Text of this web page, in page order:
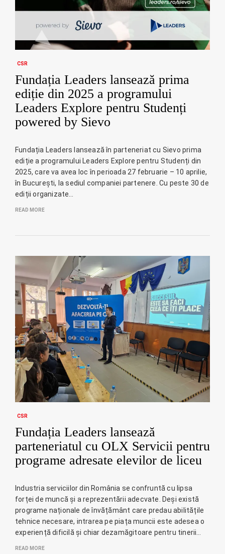
CSR
Fundația Leaders lansează prima
ediție din 2025 a programului
Leaders Explore pentru Studenți
powered by Sievo
Fundația Leaders lansează în parteneriat cu Sievo prima
ediție a programului Leaders Explore pentru Studenți din
2025, care va avea loc în perioada 27 februarie – 10 aprilie,
în București, la sediul companiei partenere. Cu peste 30 de
ediții organizate…
READ MORE
CSR
Fundația Leaders lansează
parteneriatul cu OLX Servicii pentru
programe adresate elevilor de liceu
Industria serviciilor din România se confruntă cu lipsa
forței de muncă și a reprezentării adecvate. Deși există
programe naționale de învățământ care predau abilitățile
tehnice necesare, intrarea pe piața muncii este adesea o
experiență dificilă și chiar dezamăgitoare pentru tinerii…
READ MORE